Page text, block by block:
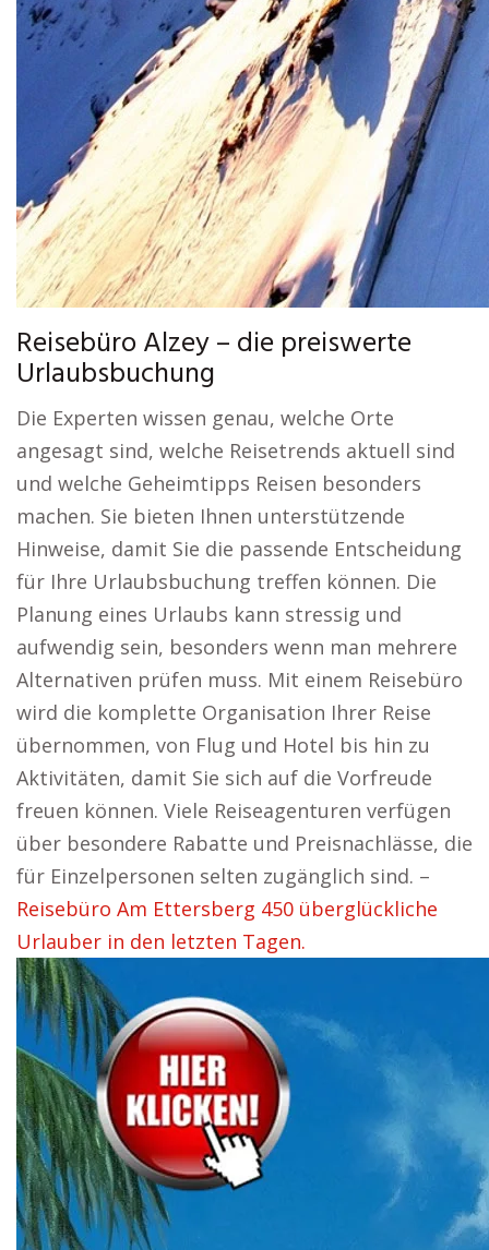
Reisebüro Alzey – die preiswerte
Urlaubsbuchung
Die Experten wissen genau, welche Orte
angesagt sind, welche Reisetrends aktuell sind
und welche Geheimtipps Reisen besonders
machen. Sie bieten Ihnen unterstützende
Hinweise, damit Sie die passende Entscheidung
für Ihre Urlaubsbuchung treffen können. Die
Planung eines Urlaubs kann stressig und
aufwendig sein, besonders wenn man mehrere
Alternativen prüfen muss. Mit einem Reisebüro
wird die komplette Organisation Ihrer Reise
übernommen, von Flug und Hotel bis hin zu
Aktivitäten, damit Sie sich auf die Vorfreude
freuen können. Viele Reiseagenturen verfügen
über besondere Rabatte und Preisnachlässe, die
für Einzelpersonen selten zugänglich sind. –
Reisebüro Am Ettersberg 450 überglückliche
Urlauber in den letzten Tagen.